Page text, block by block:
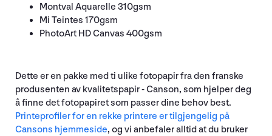
Montval Aquarelle 310gsm
Mi Teintes 170gsm
PhotoArt HD Canvas 400gsm
Dette er en pakke med ti ulike fotopapir fra den franske
produsenten av kvalitetspapir - Canson, som hjelper deg
å finne det fotopapiret som passer dine behov best.
Printeprofiler for en rekke printere er tilgjengelig på
Cansons hjemmeside, og vi anbefaler alltid at du bruker